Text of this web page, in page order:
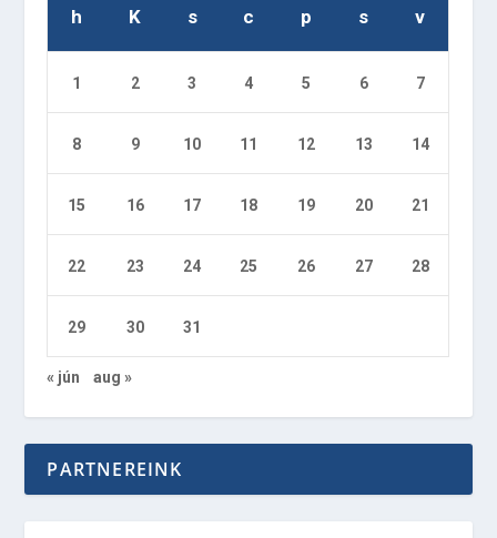
h K s c p s v
1 2 3 4 5 6 7
8 9 10 11 12 13 14
15 16 17 18 19 20 21
22 23 24 25 26 27 28
29 30 31
« jún aug »
PARTNEREINK